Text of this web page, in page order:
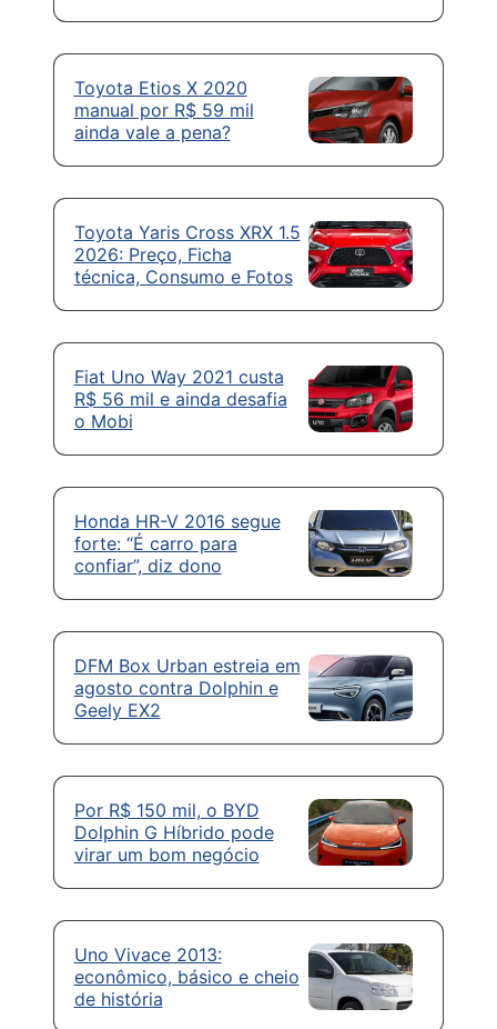
Toyota Etios X 2020
manual por R$ 59 mil
ainda vale a pena?
Toyota Yaris Cross XRX 1.5
2026: Preço, Ficha
técnica, Consumo e Fotos
Fiat Uno Way 2021 custa
R$ 56 mil e ainda desafia
o Mobi
Honda HR-V 2016 segue
forte: “É carro para
confiar”, diz dono
DFM Box Urban estreia em
agosto contra Dolphin e
Geely EX2
Por R$ 150 mil, o BYD
Dolphin G Híbrido pode
virar um bom negócio
Uno Vivace 2013:
econômico, básico e cheio
de história